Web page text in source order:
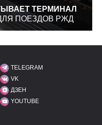
ТЕРМИНАЛ
ПОЕЗДОВ РЖД
МЫ В СОЦИАЛЬНЫХ
TELEGRAM
VK
ДЗЕН
YOUTUBE